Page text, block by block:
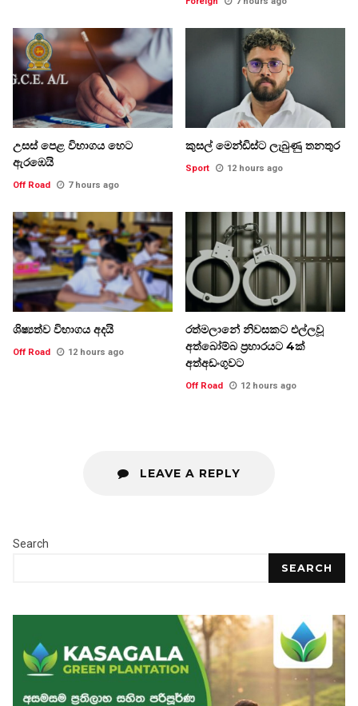
උසස් පෙළ විභාගය හෙට
ඇරඹෙයි
Off Road 7 hours ago
කුසල් මෙන්ඩිස්ට ලැබුණු තනතුර
Sport 12 hours ago
ශිෂ්‍යත්ව විභාගය අදයි
Off Road 12 hours ago
රත්මලානේ නිවසකට එල්ලවූ
අත්බෝම්බ ප්‍රහාරයට 4ක්
අත්අඩංගුවට
Off Road 12 hours ago
LEAVE A REPLY
Search
SEARCH